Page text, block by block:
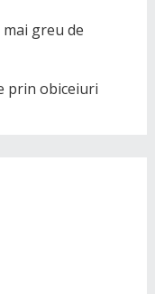
greu de
prin obiceiuri